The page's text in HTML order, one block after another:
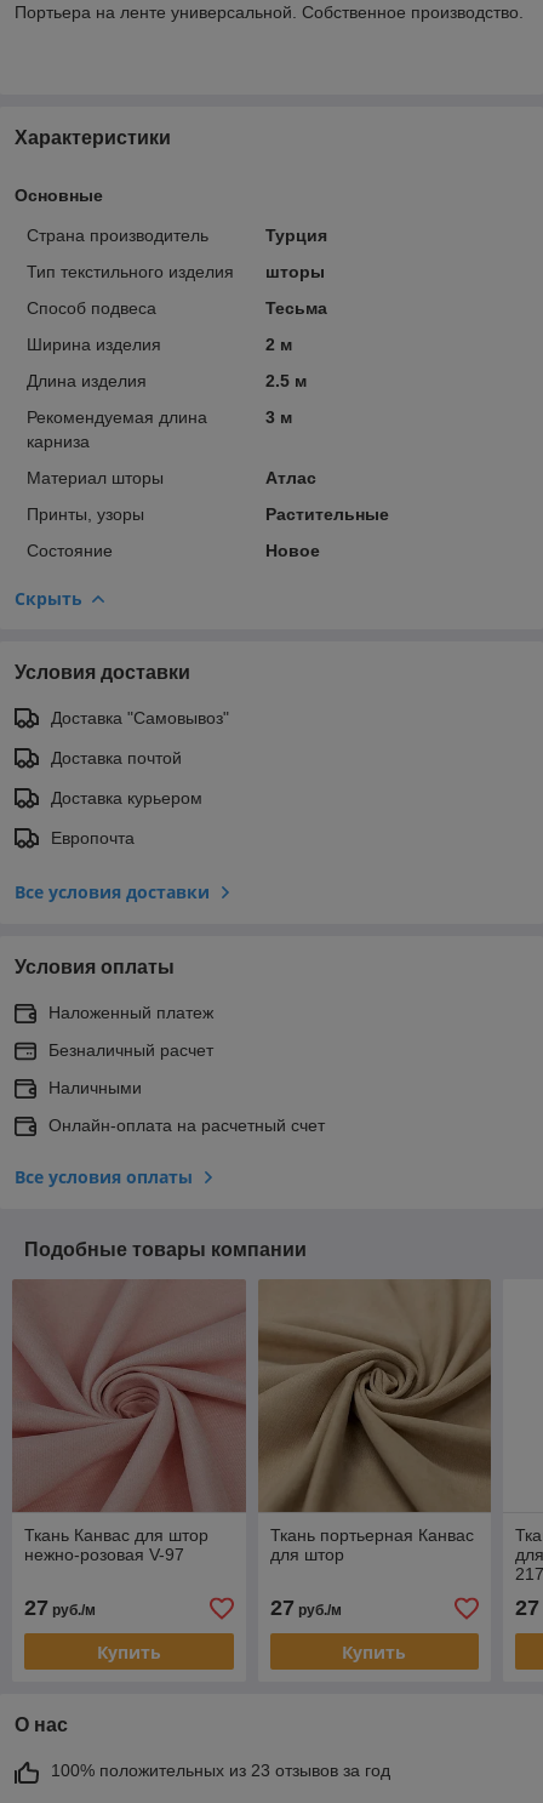
Портьера на ленте универсальной. Собственное производство.
Характеристики
Основные
Страна производитель
Турция
Тип текстильного изделия
шторы
Способ подвеса
Тесьма
Ширина изделия
2 м
Длина изделия
2.5 м
Рекомендуемая длина
карниза
3 м
Материал шторы
Атлас
Принты, узоры
Растительные
Состояние
Новое
Скрыть
Условия доставки
Доставка "Самовывоз"
Доставка почтой
Доставка курьером
Европочта
Все условия доставки
Условия оплаты
Наложенный платеж
Безналичный расчет
Наличными
Онлайн-оплата на расчетный счет
Все условия оплаты
Подобные товары компании
Ткань Канвас для штор
нежно-розовая V-97
27 руб./м
Купить
Ткань портьерная Канвас
для штор
27 руб./м
Купить
27
О нас
100% положительных из 23 отзывов за год